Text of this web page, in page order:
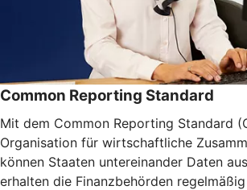
Common Reporting Standard
Mit dem Common Reporting Standard
Organisation für wirtschaftliche
können Staaten untereinander Daten
erhalten die Finanzbehörden regelmäßig